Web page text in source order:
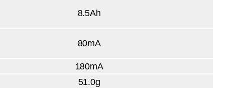
8.5Ah
80mA
180mA
51.0g